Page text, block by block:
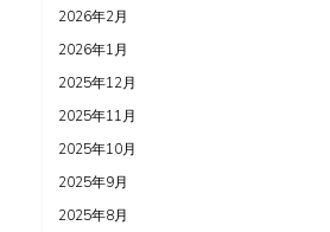
2026年2月
2026年1月
2025年12月
2025年11月
2025年10月
2025年9月
2025年8月